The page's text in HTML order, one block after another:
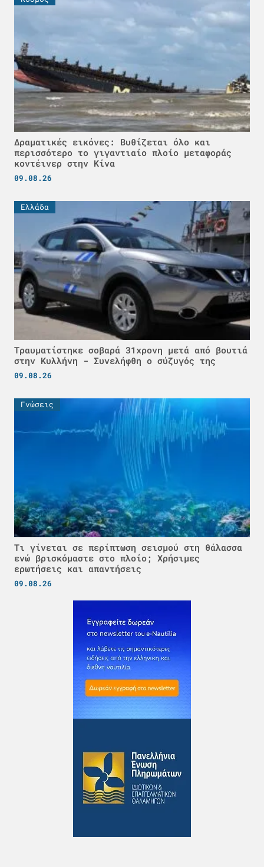
Δραματικές εικόνες: Βυθίζεται όλο και
περισσότερο το γιγαντιαίο πλοίο μεταφοράς
κοντέινερ στην Κίνα
09.08.26
Ελλάδα
Τραυματίστηκε σοβαρά 31χρονη μετά από βουτιά
στην Κυλλήνη - Συνελήφθη ο σύζυγός της
09.08.26
Γνώσεις
Τι γίνεται σε περίπτωση σεισμού στη θάλασσα
ενώ βρισκόμαστε στο πλοίο; Χρήσιμες
ερωτήσεις και απαντήσεις
09.08.26